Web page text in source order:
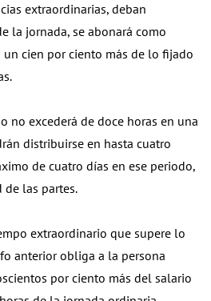
extraordinarias, deban
la jornada, se abonará como
cien por ciento más de lo fijado
no excederá de doce horas en una
distribuirse en hasta cuatro
de cuatro días en ese periodo,
de las partes.
extraordinario que supere lo
anterior obliga a la persona
por ciento más del salario